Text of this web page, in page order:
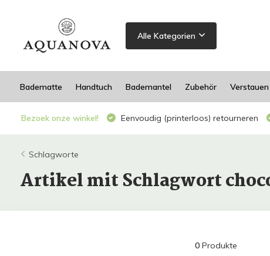
Alle Kategorien
Badematte Handtuch Bademantel Zubehör
Bezoek onze winkel! Eenvoudig (printerloos) retourneren
Schlagworte
Artikel mit Schlagwort
0Produkte